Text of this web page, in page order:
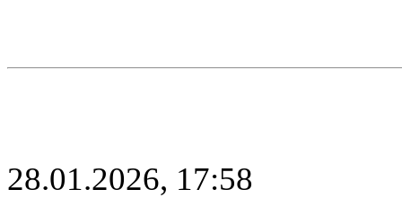
28.01.2026, 17:58